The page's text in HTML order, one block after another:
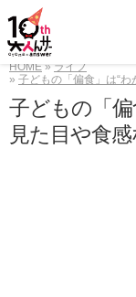
HOME
ライフ
子どもの「偏食」は“
子どもの「
見た目や食